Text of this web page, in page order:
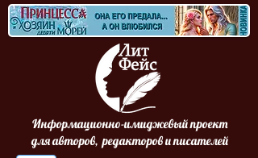
Информационно-имиджевый проект
для авторов, редакторов и писателей